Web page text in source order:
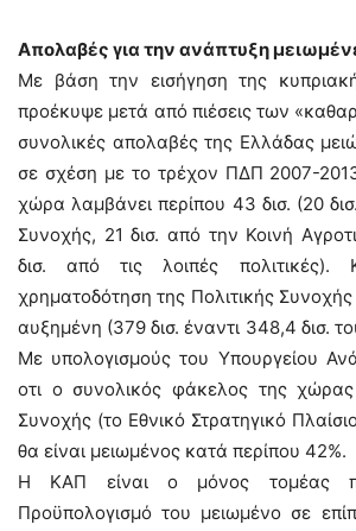
Απολαβές για την ανάπτυξη
Με βάση την εισήγηση της
προέκυψε μετά από πιέσεις των
συνολικές απολαβές της Ελλάδας
σε σχέση με το τρέχον ΠΔΠ 2007-
χώρα λαμβάνει περίπου 43 δισ. (20
Συνοχής, 21 δισ. από την Κοινή
δισ. από τις λοιπές
χρηματοδότηση της Πολιτικής
αυξημένη (379 δισ. έναντι 348,4 δισ.
Με υπολογισμούς του Υπουργείου
οτι ο συνολικός φάκελος της χώρας
Συνοχής (το Εθνικό Στρατηγικό
θα είναι μειωμένος κατά περίπου 42%.
Η ΚΑΠ είναι ο μόνος τομέας
Προϋπολογισμό του μειωμένο σε